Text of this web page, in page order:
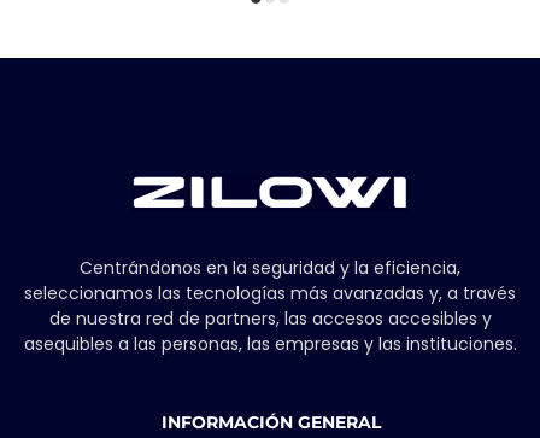
Centrándonos en la seguridad y la eficiencia,
seleccionamos las tecnologías más avanzadas y, a través
de nuestra red de partners, las accesos accesibles y
asequibles a las personas, las empresas y las instituciones.
INFORMACIÓN GENERAL